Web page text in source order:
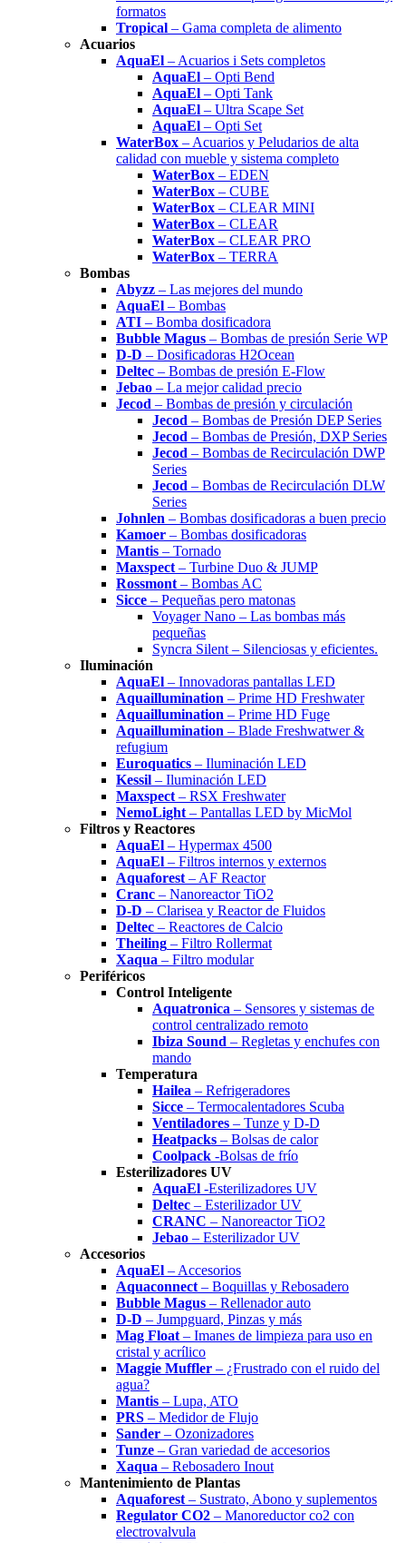
formatos
Tropical – Gama completa de alimento
Acuarios
AquaEl – Acuarios i Sets completos
AquaEl – Opti Bend
AquaEl – Opti Tank
AquaEl – Ultra Scape Set
AquaEl – Opti Set
WaterBox – Acuarios y Peludarios de alta
calidad con mueble y sistema completo
WaterBox – EDEN
WaterBox – CUBE
WaterBox – CLEAR MINI
WaterBox – CLEAR
WaterBox – CLEAR PRO
WaterBox – TERRA
Bombas
Abyzz – Las mejores del mundo
AquaEl – Bombas
ATI – Bomba dosificadora
Bubble Magus – Bombas de presión Serie WP
D-D – Dosificadoras H2Ocean
Deltec – Bombas de presión E-Flow
Jebao – La mejor calidad precio
Jecod – Bombas de presión y circulación
Jecod – Bombas de Presión DEP Series
Jecod – Bombas de Presión, DXP Series
Jecod – Bombas de Recirculación DWP
Series
Jecod – Bombas de Recirculación DLW
Series
Johnlen – Bombas dosificadoras a buen precio
Kamoer – Bombas dosificadoras
Mantis – Tornado
Maxspect – Turbine Duo & JUMP
Rossmont – Bombas AC
Sicce – Pequeñas pero matonas
Voyager Nano – Las bombas más
pequeñas
Syncra Silent – Silenciosas y eficientes.
Iluminación
AquaEl – Innovadoras pantallas LED
Aquaillumination – Prime HD Freshwater
Aquaillumination – Prime HD Fuge
Aquaillumination – Blade Freshwatwer &
refugium
Euroquatics – Iluminación LED
Kessil – Iluminación LED
Maxspect – RSX Freshwater
NemoLight – Pantallas LED by MicMol
Filtros y Reactores
AquaEl – Hypermax 4500
AquaEl – Filtros internos y externos
Aquaforest – AF Reactor
Cranc – Nanoreactor TiO2
D-D – Clarisea y Reactor de Fluidos
Deltec – Reactores de Calcio
Theiling – Filtro Rollermat
Xaqua – Filtro modular
Periféricos
Control Inteligente
Aquatronica – Sensores y sistemas de
control centralizado remoto
Ibiza Sound – Regletas y enchufes con
mando
Temperatura
Hailea – Refrigeradores
Sicce – Termocalentadores Scuba
Ventiladores – Tunze y D-D
Heatpacks – Bolsas de calor
Coolpack -Bolsas de frío
Esterilizadores UV
AquaEl -Esterilizadores UV
Deltec – Esterilizador UV
CRANC – Nanoreactor TiO2
Jebao – Esterilizador UV
Accesorios
AquaEl – Accesorios
Aquaconnect – Boquillas y Rebosadero
Bubble Magus – Rellenador auto
D-D – Jumpguard, Pinzas y más
Mag Float – Imanes de limpieza para uso en
cristal y acrílico
Maggie Muffler – ¿Frustrado con el ruido del
agua?
Mantis – Lupa, ATO
PRS – Medidor de Flujo
Sander – Ozonizadores
Tunze – Gran variedad de accesorios
Xaqua – Rebosadero Inout
Mantenimiento de Plantas
Aquaforest – Sustrato, Abono y suplementos
Regulator CO2 – Manoreductor co2 con
electrovalvula